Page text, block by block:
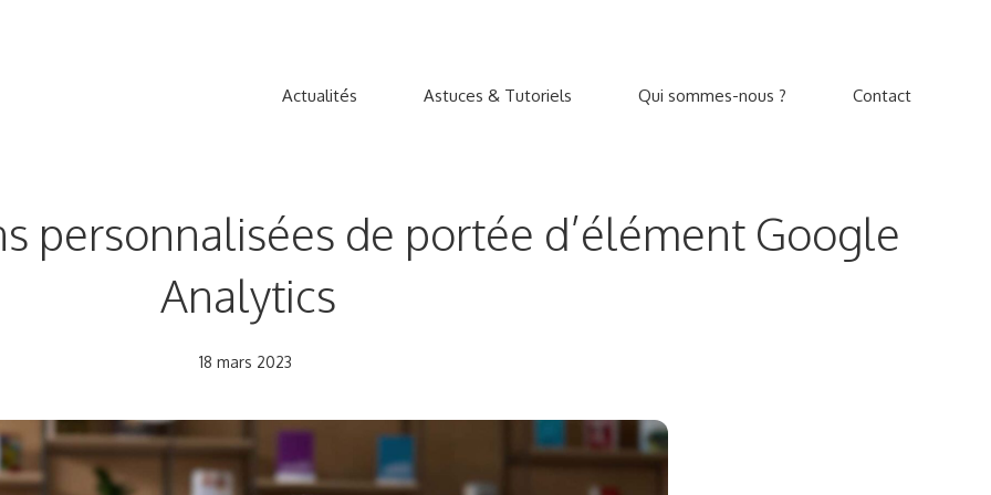
Actualités Astuces & Tutoriels Qui sommes-nous ? Contact
personnalisées de portée d’élément Google
Analytics
18 mars 2023